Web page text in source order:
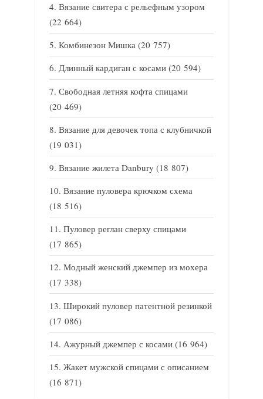
Вязание свитера с рельефным узором
(22 664)
Комбинезон Мишка (20 757)
Длинный кардиган с косами (20 594)
Свободная летняя кофта спицами
(20 469)
Вязание для девочек топа с клубничкой
(19 031)
Вязание жилета Danbury (18 807)
Вязание пуловера крючком схема
(18 516)
Пуловер реглан сверху спицами
(17 865)
Модный женский джемпер из мохера
(17 338)
Широкий пуловер патентной резинкой
(17 086)
Ажурный джемпер с косами (16 964)
Жакет мужской спицами с описанием
(16 871)